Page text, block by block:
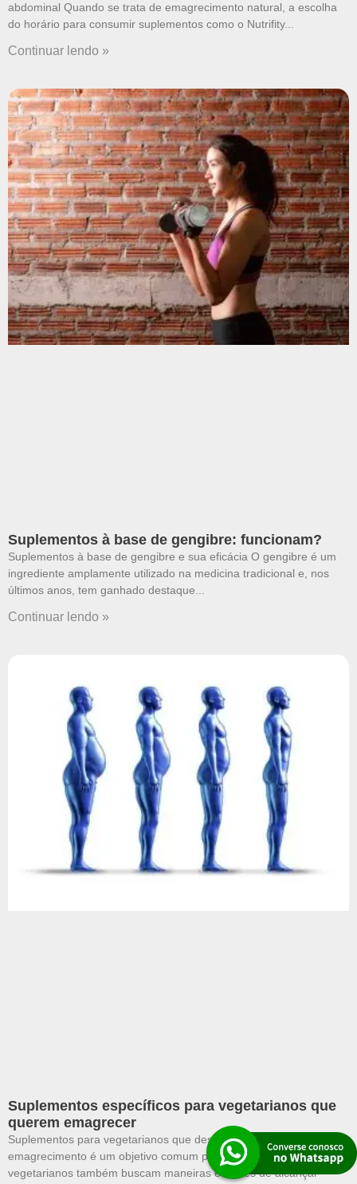
abdominal Quando se trata de emagrecimento natural, a escolha
do horário para consumir suplementos como o Nutrifity
Continuar lendo »
Suplementos à base de gengibre: funcionam?
Suplementos à base de gengibre e sua eficácia O gengibre é um
ingrediente amplamente utilizado na medicina tradicional e, nos
últimos anos, tem ganhado destaque
Continuar lendo »
Suplementos específicos para vegetarianos que
querem emagrecer
Suplementos para vegetarianos que desejam emagrecer O
emagrecimento é um objetivo comum para muitas pessoas, e os
vegetarianos também buscam maneiras eficazes de alcançar